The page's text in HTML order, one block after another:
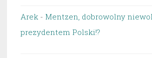
Arek - Mentzen, dobrowolny
prezydentem Polski!?